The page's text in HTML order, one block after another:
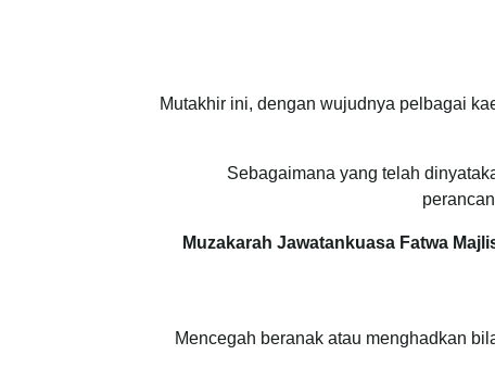
Mutakhir ini, dengan wujudnya pelbagai
Sebagaimana yang telah
Muzakarah Jawatankuasa Fatwa
Mencegah beranak atau menghadkan